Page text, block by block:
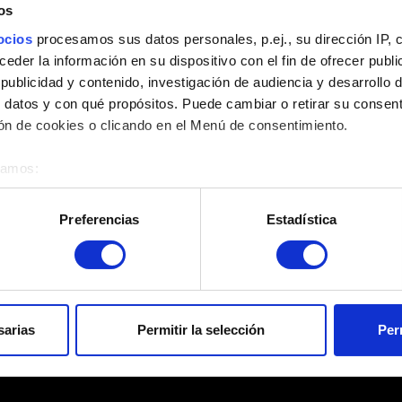
procesamos sus datos personales, p.ej., su dirección IP,
la información en su dispositivo con el fin de ofrecer
y contenido, investigación de audiencia y desarrollo
y con qué propósitos. Puede cambiar o retirar su
de cookies o clicando en el Menú de consentimiento.
su ubicación geográfica que puede tener una precisión
analizándolo activamente para buscar características
cómo se procesan sus datos personales y establezca sus
su consentimiento en cualquier momento en la Declaración
funcionen los elementos de la web. Otras son opcionales
contenido para que la web encaje mejor contigo. Para
Preferencias Estadística
Permitir la selección
Añadir archivo
Puedes adjuntar un archivo a tu informe, por ejemplo: una
Límite: 12 MB.
Explorar
Enviar
Información acerca de tus datos personales